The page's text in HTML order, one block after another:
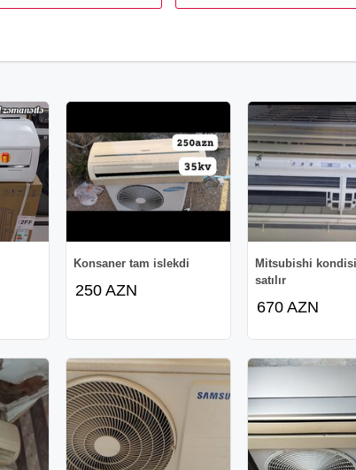
Konsaner tam islekdi
250 AZN
Mitsubishi
satılır
670 AZN